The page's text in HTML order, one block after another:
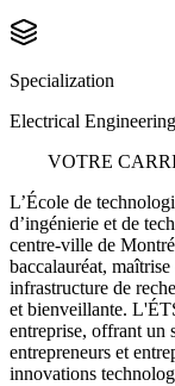
Specialization
Electrical Engineering
VOTRE
L’École de
d’ingénierie et de
centre-ville de
baccalauréat,
infrastructure de
et bienveillante.
entreprise, offrant un
entrepreneurs et
innovations